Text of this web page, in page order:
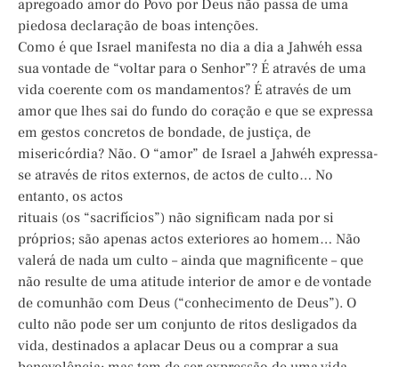
apregoado amor do Povo por Deus não passa de uma
piedosa declaração de boas intenções.
Como é que Israel manifesta no dia a dia a Jahwéh essa
sua vontade de “voltar para o Senhor”? É através de uma
vida coerente com os mandamentos? É através de um
amor que lhes sai do fundo do coração e que se expressa
em gestos concretos de bondade, de justiça, de
misericórdia? Não. O “amor” de Israel a Jahwéh expressa-
se através de ritos externos, de actos de culto… No
entanto, os actos
rituais (os “sacrifícios”) não significam nada por si
próprios; são apenas actos exteriores ao homem… Não
valerá de nada um culto – ainda que magnificente – que
não resulte de uma atitude interior de amor e de vontade
de comunhão com Deus (“conhecimento de Deus”). O
culto não pode ser um conjunto de ritos desligados da
vida, destinados a aplacar Deus ou a comprar a sua